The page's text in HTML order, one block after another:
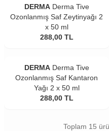
DERMA Derma Tive
Ozonlanmış Saf Zeytinyağı 2
x 50 ml
288,00 TL
DERMA Derma Tive
Ozonlanmış Saf Kantaron
Yağı 2 x 50 ml
288,00 TL
Toplam 15